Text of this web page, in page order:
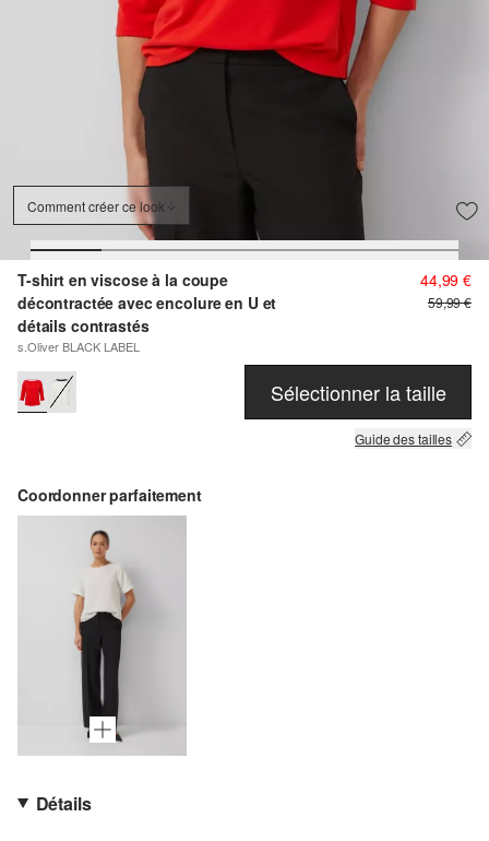
Comment créer ce look
T-shirt en viscose à la coupe
décontractée avec encolure en U et
détails contrastés
s.Oliver BLACK LABEL
44,99 €
59,99 €
Sélectionner la taille
Guide des tailles
Coordonner parfaitement
Détails